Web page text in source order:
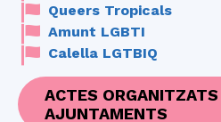
Queers Tropicals
Amunt LGBTI
Calella LGTBIQ
ACTES
AJUNTAMENTS